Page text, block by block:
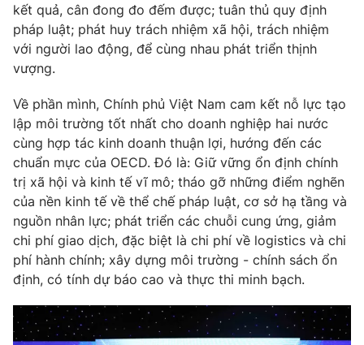
kết quả, cân đong đo đếm được; tuân thủ quy định
pháp luật; phát huy trách nhiệm xã hội, trách nhiệm
với người lao động, để cùng nhau phát triển thịnh
vượng.
Về phần mình, Chính phủ Việt Nam cam kết nỗ lực tạo
lập môi trường tốt nhất cho doanh nghiệp hai nước
cùng hợp tác kinh doanh thuận lợi, hướng đến các
chuẩn mực của OECD. Đó là: Giữ vững ổn định chính
trị xã hội và kinh tế vĩ mô; tháo gỡ những điểm nghẽn
của nền kinh tế về thể chế pháp luật, cơ sở hạ tầng và
nguồn nhân lực; phát triển các chuỗi cung ứng, giảm
chi phí giao dịch, đặc biệt là chi phí về logistics và chi
phí hành chính; xây dựng môi trường - chính sách ổn
định, có tính dự báo cao và thực thi minh bạch.